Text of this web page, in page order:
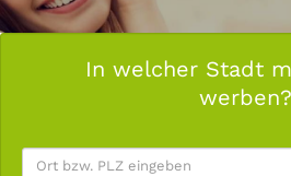
In welcher Stadt
werben?